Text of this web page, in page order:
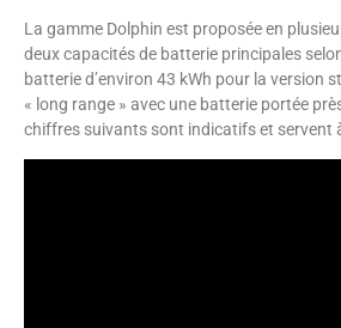
La gamme Dolphin est proposée en
deux capacités de batterie principales
batterie d’environ 43 kWh pour la version
« long range » avec une batterie portée
chiffres suivants sont indicatifs et servent